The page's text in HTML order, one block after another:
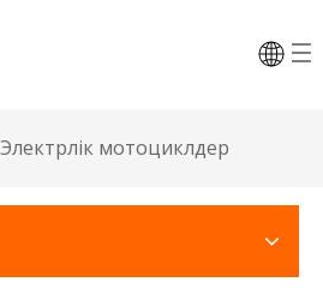
Электрлік мотоциклдер